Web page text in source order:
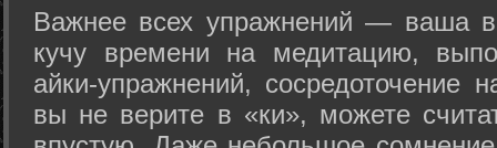
Важнее всех упражнений — ваша
кучу времени на медитацию,
айки-упражнений, сосредоточение
вы не верите в «ки», можете